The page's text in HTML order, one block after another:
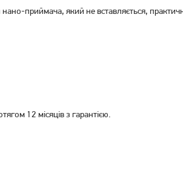
OP-330S USB
Миша A4Tech OP-
приймача, який не вставляється,
12 місяців з гарантією.